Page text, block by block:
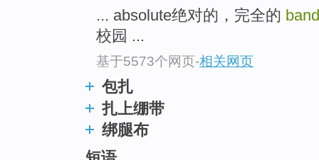
... absolute绝对的，完全的
校园 ...
基于5573个网页-相关网页
包扎
扎上绷带
绑腿布